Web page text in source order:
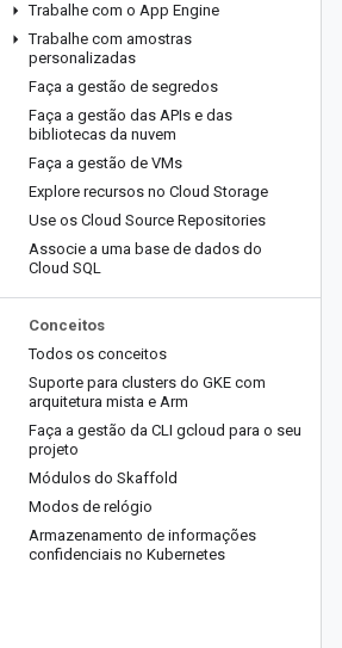
Trabalhe com o App Engine
Trabalhe com amostras
personalizadas
Faça a gestão de segredos
Faça a gestão das APIs e das
bibliotecas da nuvem
Faça a gestão de VMs
Explore recursos no Cloud Storage
Use os Cloud Source Repositories
Associe a uma base de dados do
Cloud SQL
Conceitos
Todos os conceitos
Suporte para clusters do GKE com
arquitetura mista e Arm
Faça a gestão da CLI gcloud para o seu
projeto
Módulos do Skaffold
Modos de relógio
Armazenamento de informações
confidenciais no Kubernetes